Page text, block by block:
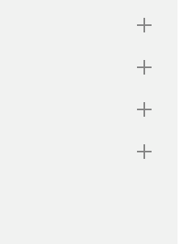
昇華型熱転写方式 サーマルフォ
久、高速でコンパクトなプリンター